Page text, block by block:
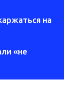
на
«не